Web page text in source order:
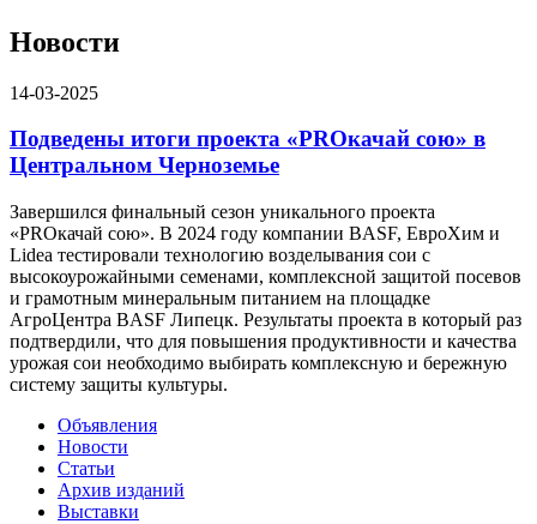
Новости
14-03-2025
Подведены итоги проекта «PROкачай сою» в
Центральном Черноземье
Завершился финальный сезон уникального проекта
«PROкачай сою». В 2024 году компании BASF, ЕвроХим и
Lidea тестировали технологию возделывания сои с
высокоурожайными семенами, комплексной защитой посевов
и грамотным минеральным питанием на площадке
АгроЦентра BASF Липецк. Результаты проекта в который раз
подтвердили, что для повышения продуктивности и качества
урожая сои необходимо выбирать комплексную и бережную
систему защиты культуры.
Объявления
Новости
Статьи
Архив изданий
Выставки